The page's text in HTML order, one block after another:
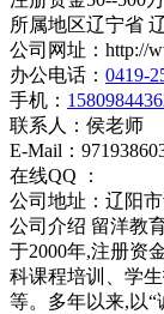
所属地区辽宁省
公司网址： http://
办公电话： 0419-
手机：
联系人： 侯老师
E-Mail：
在线QQ ：
公司地址： 辽阳
公司介绍 留洋教
于2000年,注册资
科课程培训、学
等。多年以来,以“